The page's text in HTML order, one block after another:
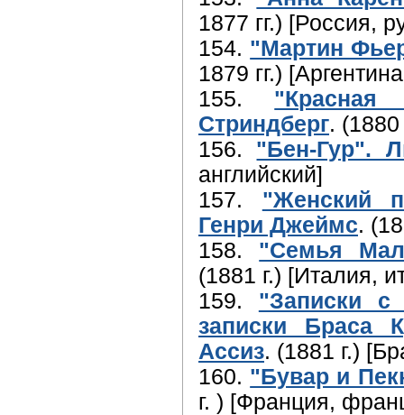
1877 гг.) [Россия,
154. "Мартин
1879 гг.)
155.
Стриндберг.
156. "Бен-Гур".
английский]
157. "Женский
Генри Джеймс.
158. "Семья
(1881 г.) [Италия,
159. "Записки с
записки Браса
Ассиз. (1881 г.)
160. "Бувар и
г. ) [Франция,